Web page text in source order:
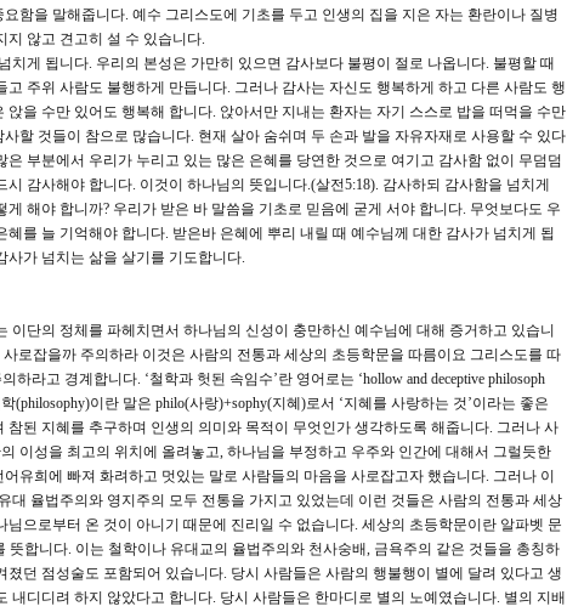
함을 말해줍니다. 예수 그리스도에 기초를 두고 인생의 집을 지은 자는 환란이나 질병
지 않고 견고히 설 수 있습니다.
게 됩니다. 우리의 본성은 가만히 있으면 감사보다 불평이 절로 나옵니다. 불평할 때
주위 사람도 불행하게 만듭니다. 그러나 감사는 자신도 행복하게 하고 다른 사람도 행
을 수만 있어도 행복해 합니다. 앉아서만 지내는 환자는 자기 스스로 밥을 떠먹을 수만
할 것들이 참으로 많습니다. 현재 살아 숨쉬며 두 손과 발을 자유자재로 사용할 수 있다
부분에서 우리가 누리고 있는 많은 은혜를 당연한 것으로 여기고 감사함 없이 무덤덤
감사해야 합니다. 이것이 하나님의 뜻입니다.(살전5:18). 감사하되 감사함을 넘치게
해야 합니까? 우리가 받은 바 말씀을 기초로 믿음에 굳게 서야 합니다. 무엇보다도 우
를 늘 기억해야 합니다. 받은바 은혜에 뿌리 내릴 때 예수님께 대한 감사가 넘치게 됩
사가 넘치는 삶을 살기를 기도합니다.
단의 정체를 파헤치면서 하나님의 신성이 충만하신 예수님에 대해 증거하고 있습니
로잡을까 주의하라 이것은 사람의 전통과 세상의 초등학문을 따름이요 그리스도를 따
라고 경계합니다. ‘철학과 헛된 속임수’란 영어로는 ‘hollow and deceptive philosoph
(philosophy)이란 말은 philo(사랑)+sophy(지혜)로서 ‘지혜를 사랑하는 것’이라는 좋은
된 지혜를 추구하며 인생의 의미와 목적이 무엇인가 생각하도록 해줍니다. 그러나 사
이성을 최고의 위치에 올려놓고, 하나님을 부정하고 우주와 인간에 대해서 그럴듯한
유희에 빠져 화려하고 멋있는 말로 사람들의 마음을 사로잡고자 했습니다. 그러나 이
대 율법주의와 영지주의 모두 전통을 가지고 있었는데 이런 것들은 사람의 전통과 세상
으로부터 온 것이 아니기 때문에 진리일 수 없습니다. 세상의 초등학문이란 알파벳 문
합니다. 이는 철학이나 유대교의 율법주의와 천사숭배, 금욕주의 같은 것들을 총칭하
던 점성술도 포함되어 있습니다. 당시 사람들은 사람의 행불행이 별에 달려 있다고 생
내디디려 하지 않았다고 합니다. 당시 사람들은 한마디로 별의 노예였습니다. 별의 지배